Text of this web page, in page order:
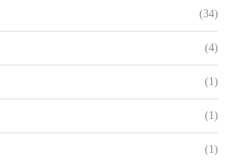
(34)
(4)
(1)
(1)
(1)